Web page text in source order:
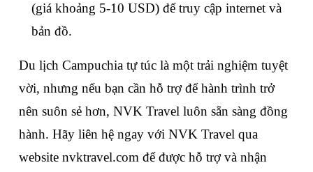
(giá khoảng 5-10 USD) để truy cập internet và
bản đồ.
Du lịch Campuchia tự túc là một trải nghiệm tuyệt
vời, nhưng nếu bạn cần hỗ trợ để hành trình trở
nên suôn sẻ hơn, NVK Travel luôn sẵn sàng đồng
hành. Hãy liên hệ ngay với NVK Travel qua
website nvktravel.com để được hỗ trợ và nhận